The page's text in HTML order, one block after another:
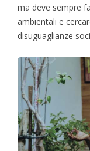
ma deve sempre
ambientali e
disuguaglianze